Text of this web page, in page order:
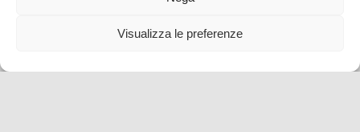
Visualizza le preferenze
Salla, in the middle of nowhere! Un viaggio